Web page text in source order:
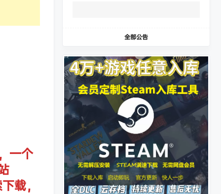
一个
载，
全部公告